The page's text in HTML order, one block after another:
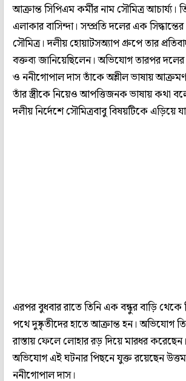
আক্রান্ত সিপিএম কর্মীর নাম সৌমিত্র আচার্য্য।
এলাকার বাসিন্দা। সম্প্রতি দলের এক
সৌমিত্র। দলীয় হোয়াটসঅ্যাপ গ্ৰুপে তার
বক্তব্য জানিয়েছিলেন। অভিযোগ তারপর
ও ননীগোপাল দাস তাঁকে অশ্লীল ভাষায়
তাঁর স্ত্রীকে নিয়েও আপত্তিজনক ভাষায় কথা
দলীয় নির্দেশে সৌমিত্রবাবু বিষয়টিকে এড়িয়ে
এরপর বুধবার রাতে তিনি এক বন্ধুর বাড়ি থেকে
পথে দুষ্কৃতীদের হাতে আক্রান্ত হন। অভিযোগ
রাস্তায় ফেলে লোহার রড় দিয়ে মারধর
অভিযোগ এই ঘটনার পিছনে যুক্ত রয়েছেন
ননীগোপাল দাস।